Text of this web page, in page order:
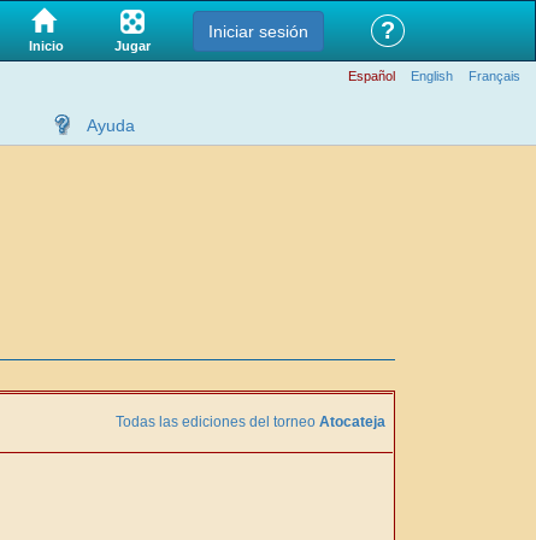
Inicio Jugar
Iniciar sesión ?
Español English Français
Ayuda
Todas las ediciones del torneo Atocateja